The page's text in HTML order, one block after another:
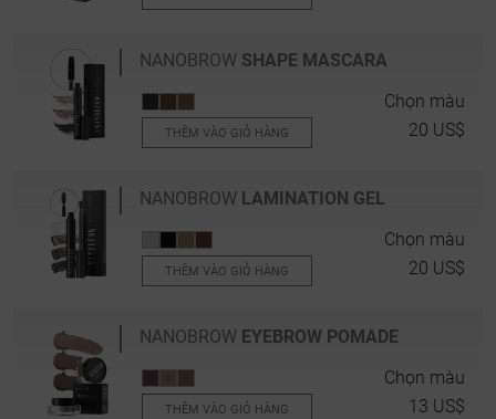
NANOBROW SHAPE MASCARA
Chọn màu
THÊM VÀO GIỎ HÀNG 20 US$
NANOBROW LAMINATION GEL
Chọn màu
THÊM VÀO GIỎ HÀNG 20 US$
NANOBROW EYEBROW POMADE
Chọn màu
THÊM VÀO GIỎ HÀNG 13 US$